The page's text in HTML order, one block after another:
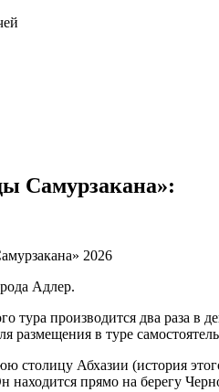
Самурзакана»:
Адлер.
тура производится два раза
размещения в туре
столицу Абхазии (история
находится прямо на берегу